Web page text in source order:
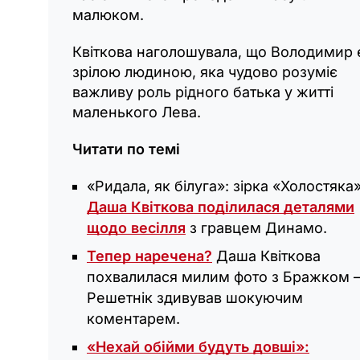
малюком.
Квіткова наголошувала, що Володимир
зрілою людиною, яка чудово розуміє
важливу роль рідного батька у житті
маленького Лева.
Читати по темі
«‎Ридала, як білуга»: зірка
Даша Квіткова поділилася деталями
щодо весілля з гравцем Динамо.
Тепер наречена? Даша Квіткова
похвалилася милим фото з Бражком –
Решетнік здивував шокуючим
коментарем.
«Нехай обійми будуть довші»: